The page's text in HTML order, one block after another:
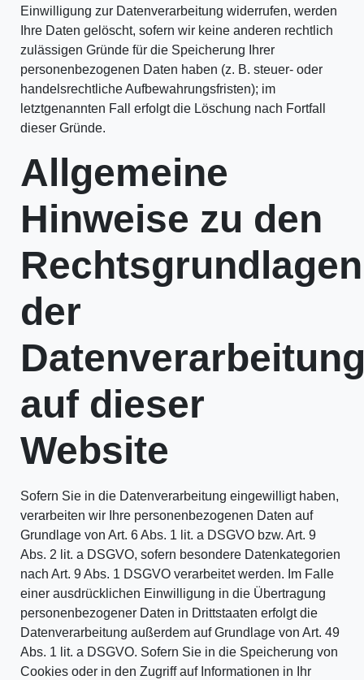
Einwilligung zur Datenverarbeitung widerrufen, werden
Ihre Daten gelöscht, sofern wir keine anderen rechtlich
zulässigen Gründe für die Speicherung Ihrer
personenbezogenen Daten haben (z. B. steuer- oder
handelsrechtliche Aufbewahrungsfristen); im
letztgenannten Fall erfolgt die Löschung nach Fortfall
dieser Gründe.
Allgemeine
Hinweise zu den
Rechtsgrundlagen
der
auf dieser
Website
Sofern Sie in die Datenverarbeitung eingewilligt haben,
verarbeiten wir Ihre personenbezogenen Daten auf
Grundlage von Art. 6 Abs. 1 lit. a DSGVO bzw. Art. 9
Abs. 2 lit. a DSGVO, sofern besondere Datenkategorien
nach Art. 9 Abs. 1 DSGVO verarbeitet werden. Im Falle
einer ausdrücklichen Einwilligung in die Übertragung
personenbezogener Daten in Drittstaaten erfolgt die
Datenverarbeitung außerdem auf Grundlage von Art. 49
Abs. 1 lit. a DSGVO. Sofern Sie in die Speicherung von
Cookies oder in den Zugriff auf Informationen in Ihr